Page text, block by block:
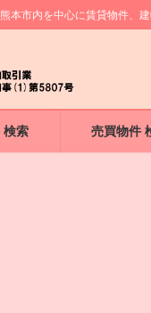
本市内を中心に賃貸物件、
検索 売買物件